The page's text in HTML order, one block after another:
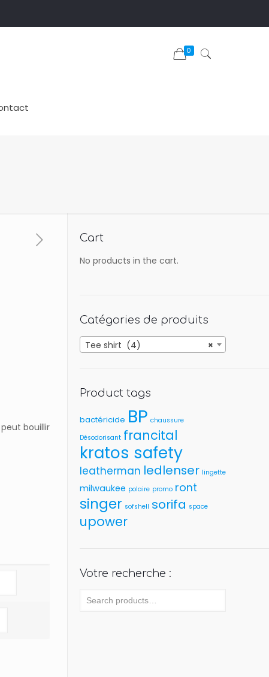
0
bouillir
Cart
No products in the cart.
Catégories de produits
×
Tee shirt (4)
Product tags
bactéricide BP chaussure
Désodorisant francital
kratos safety
leatherman ledlenser lingette
milwaukee polaire promo ront
singer sofshell sorifa space
upower
Votre recherche :